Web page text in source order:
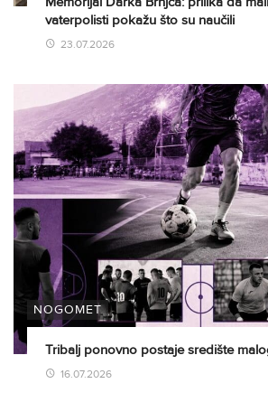
vaterpolisti pokažu što su naučili
23.07.2026
NOGOMET
Tribalj ponovno postaje središte
16.07.2026